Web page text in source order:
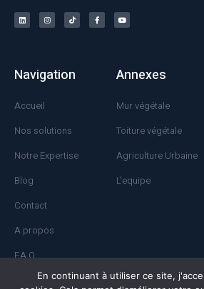
Navigation
Accueil
Nos solutions
Notre Expertise
Blog
Contact
A propos
F.A.Q
Annexes
Mur végétale
Toiture végétale
Agriculture Urbaine
L'equipe
En continuant à utiliser ce site,